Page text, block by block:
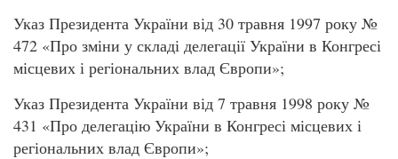
Указ Президента України від 30 травня 1997 року №
472 «Про зміни у складі делегації України в Конгресі
місцевих і регіональних влад Європи»;
Указ Президента України від 7 травня 1998 року №
431 «Про делегацію України в Конгресі місцевих і
регіональних влад Європи»;